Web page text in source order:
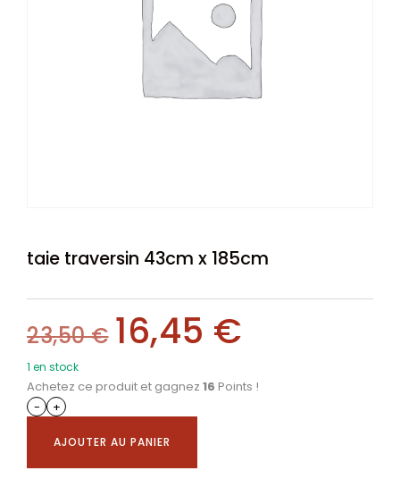
taie traversin 43cm x 185cm
23,50€ 16,45 €
1 en stock
Achetez ce produit et gagnez 16 Points !
-
+
AJOUTER AU PANIER